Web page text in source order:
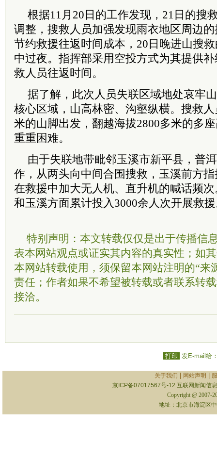
根据11月20日的工作发现，21日的搜
调整，搜救人员加强发现雨衣地区周边
节约救援往返时间成本，20日晚进山搜
中过夜。指挥部采用空投方式为其提供
救人员往返时间。
据了解，此次人员失联区域地处哀牢
核心区域，山高林密、沟壑纵横。搜救
米的山脚出发，翻越海拔2800多米的多
重重困难。
由于失联地带毗邻玉溪市新平县，普
作，从两头向中间合围搜救，玉溪前方
在救援中加大无人机、直升机的喊话频
和玉溪方面累计投入3000余人次开展救
特别声明：本文转载仅仅是出于传播信
表本网站观点或证实其内容的真实性；如
本网站转载使用，须保留本网站注明的“来
责任；作者如果不希望被转载或者联系转
接洽。
打印 发E-mail给
关于我们 网站声明
京ICP备07017567号-12 互联网新闻信
Copyright @ 2007-
地址：北京市海淀区